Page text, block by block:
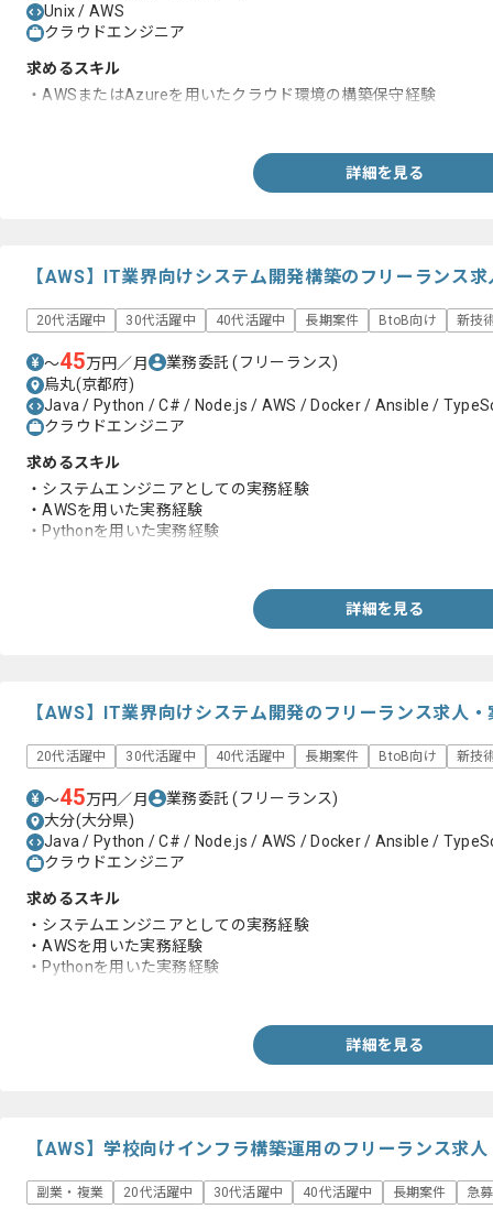
Unix / AWS
クラウドエンジニア
求めるスキル
・AWSまたはAzureを用いたクラウド環境の構築保守経験
詳細を見る
【AWS】IT業界向けシステム開発構築のフリーランス
20代活躍中 30代活躍中 40代活躍中 長期案件 BtoB向け 新技
〜45万円／月 業務委託(フリーランス)
烏丸(京都府)
Java / Python / C# / Node.js / AWS / Docker / Ansible /
クラウドエンジニア
求めるスキル
・システムエンジニアとしての実務経験
・AWSを用いた実務経験
・Pythonを用いた実務経験
詳細を見る
【AWS】IT業界向けシステム開発のフリーランス求人・
20代活躍中 30代活躍中 40代活躍中 長期案件 BtoB向け 新技
〜45万円／月 業務委託(フリーランス)
大分(大分県)
Java / Python / C# / Node.js / AWS / Docker / Ansible /
クラウドエンジニア
求めるスキル
・システムエンジニアとしての実務経験
・AWSを用いた実務経験
・Pythonを用いた実務経験
詳細を見る
【AWS】学校向けインフラ構築運用のフリーランス求
副業・複業 20代活躍中 30代活躍中 40代活躍中 長期案件 急募